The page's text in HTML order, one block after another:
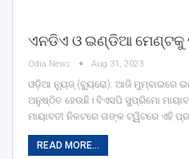
ଏନଡିଏ ଓ ଇଣ୍ଡିଆ ମେଣ୍ଟକୁ
Odia News Aug 31, 2023
ଓଡ଼ିଆ ନ୍ୟୁଜ୍ (ବ୍ୟୁରୋ): ଆଜି ମୁମ୍ବାଇରେ
ଅନୁଷ୍ଠିତ ହେଉଛି। ବିଏସପି ସୁପ୍ରିମୋ
ମାୟାବତୀ ନିକଟରେ ତାଙ୍କ ଟ୍ୱିଟରେ ଏହି
READ MORE...